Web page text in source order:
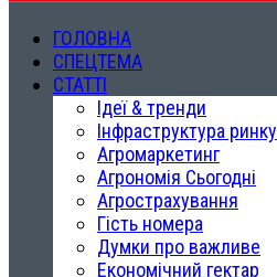
ГОЛОВНА
СПЕЦТЕМА
СТАТТІ
Ідеї & тренди
Інфраструктура ринку
Агромаркетинг
Агрономія Сьогодні
Агрострахування
Гість номера
Думки про важливе
Економічний гектар